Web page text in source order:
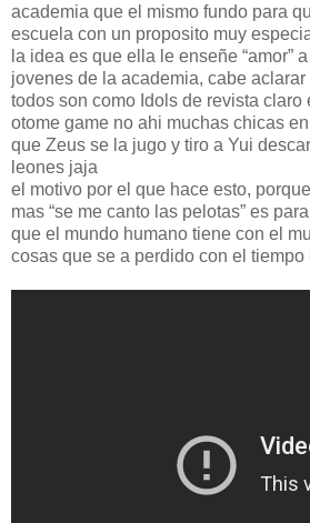
academia que el mismo fundo para
escuela con un proposito muy
la idea es que ella le enseñe “amor”
jovenes de la academia, cabe
todos son como Idols de revista claro
otome game no ahi muchas chicas
que Zeus se la jugo y tiro a Yui
leones jaja
el motivo por el que hace esto,
mas “se me canto las pelotas” es
que el mundo humano tiene con el
cosas que se a perdido con el tiempo